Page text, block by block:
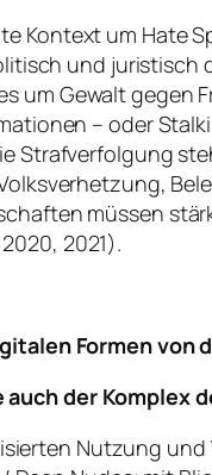
Kontext um Hate
und juristisch
um Gewalt
– oder
Strafverfolgung
müssen
2021).
Formen von
der Komplex
Nutzung